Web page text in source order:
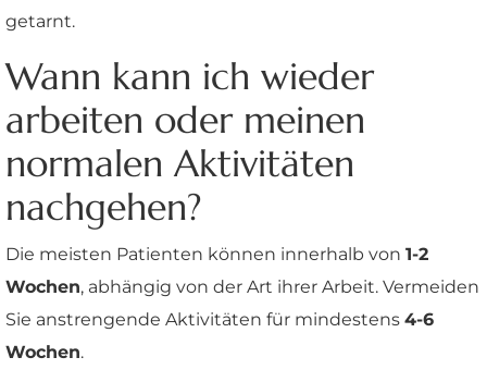
getarnt.
Wann kann ich wieder
arbeiten oder meinen
normalen Aktivitäten
nachgehen?
Die meisten Patienten können innerhalb von 1-2
Wochen, abhängig von der Art ihrer Arbeit. Vermeiden
Sie anstrengende Aktivitäten für mindestens 4-6
Wochen.